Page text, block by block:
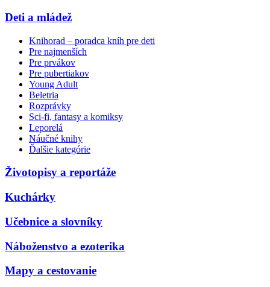
Deti a mládež
Knihorad – poradca kníh pre deti
Pre najmenších
Pre prvákov
Pre pubertiakov
Young Adult
Beletria
Rozprávky
Sci-fi, fantasy a komiksy
Leporelá
Náučné knihy
Ďalšie kategórie
Životopisy a reportáže
Kuchárky
Učebnice a slovníky
Náboženstvo a ezoterika
Mapy a cestovanie